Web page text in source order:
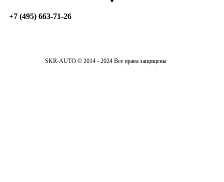
+7 (495) 663-71-26
SKR-AUTO © 2014 - 2024 Все права защищены